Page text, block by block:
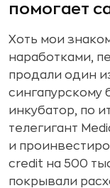
помогает
Хоть мои
наработками,
продали один
сингапурскому
инкубатор, по
телегигант
и
credit на 500
покрывали